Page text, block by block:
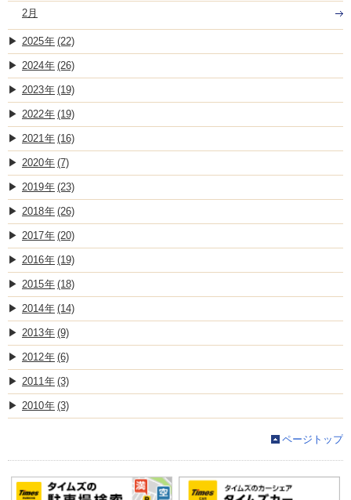
2月
2025 (22)
2024 (26)
2023 (19)
2022 (19)
2021 (16)
2020 (7)
2019 (23)
2018 (26)
2017 (20)
2016 (19)
2015 (18)
2014 (14)
2013 (9)
2012 (6)
2011 (3)
2010 (3)
ページトップ